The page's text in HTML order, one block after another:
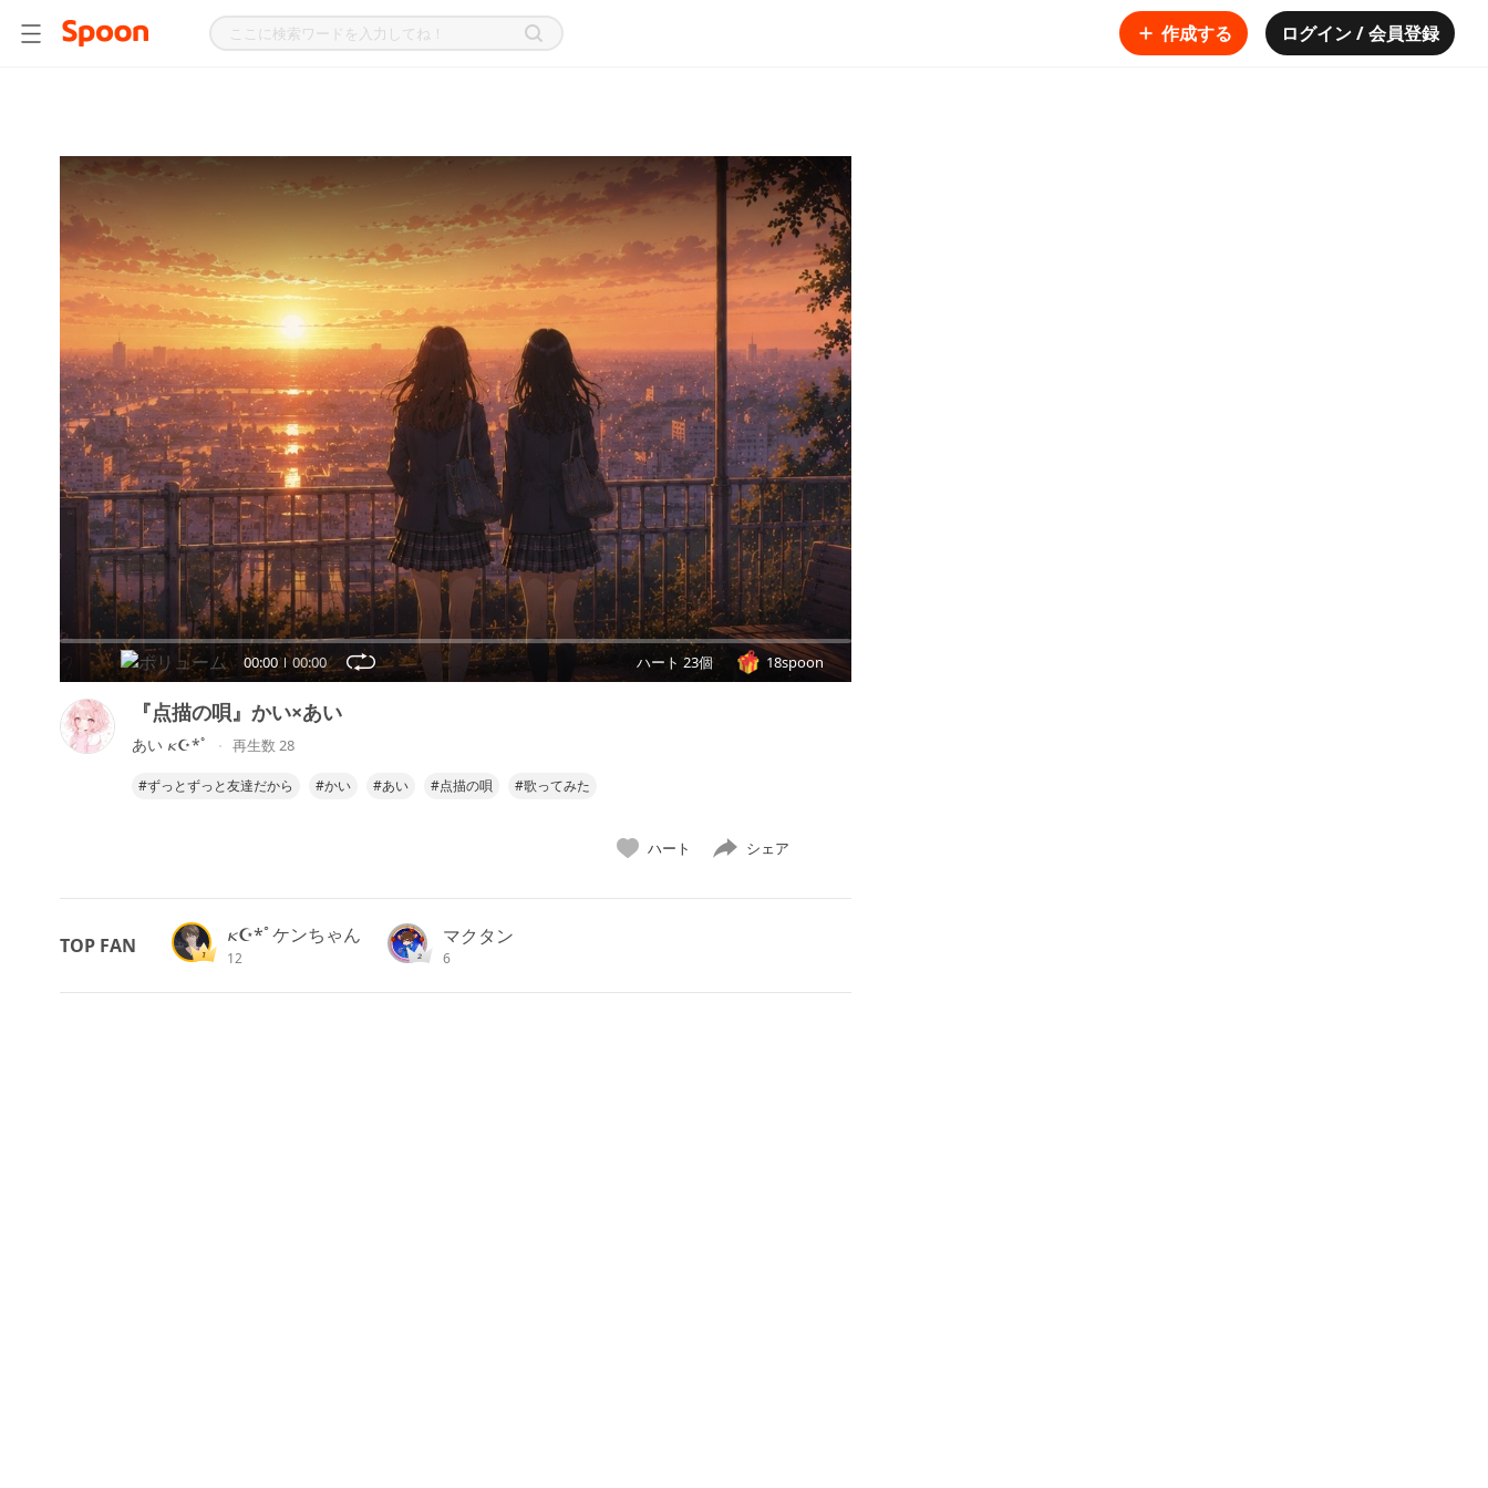
作成する ログイン / 会員登録
00:00 00:00 ハート 23個 18spoon
『点描の唄』かい×あい
あい 𝜅☪︎*ﾟ 再生数 28
#ずっとずっと友達だから #かい #あい #点描の唄 #歌ってみた
ハート シェア
TOP FAN 𝜅☪︎*ﾟケンちゃん
12
マクタン
6